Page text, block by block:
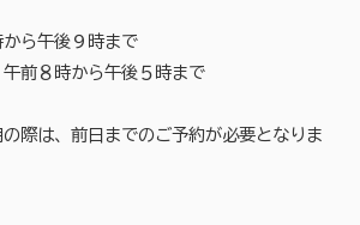
ら午後９時まで
前８時から午後５時まで
際は、前日までのご予約が必要となりま